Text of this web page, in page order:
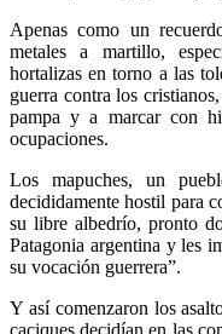
Apenas como un
metales a martillo,
hortalizas en torno a las
guerra contra los
pampa y a marcar con
ocupaciones.
Los mapuches, un
decididamente hostil para
su libre albedrío, pronto
Patagonia argentina y les
su vocación guerrera”.
Y así comenzaron los
caciques decidían en las